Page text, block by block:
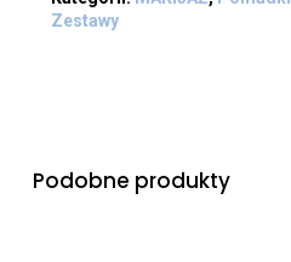
Zestawy
Podobne produkty